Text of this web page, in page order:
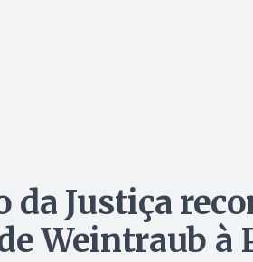
Justiça
Weintraub à